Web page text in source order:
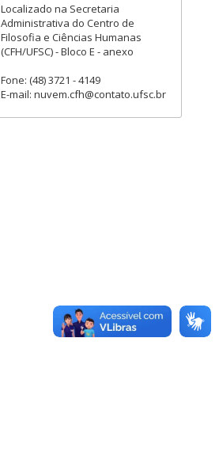
Localizado na Secretaria
Administrativa do Centro de
Filosofia e Ciências Humanas
(CFH/UFSC) - Bloco E - anexo
Fone: (48) 3721 - 4149
E-mail: nuvem.cfh@contato.ufsc.br